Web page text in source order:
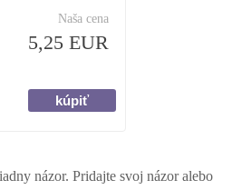
Naša cena
5,25 EUR
názor. Pridajte svoj názor alebo